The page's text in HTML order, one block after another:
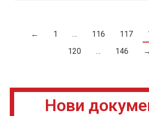
← 1 … 116 117
120
… 146 →
Нови